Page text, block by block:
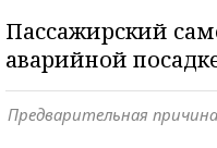
Пассажирский
аварийной
Предварительная